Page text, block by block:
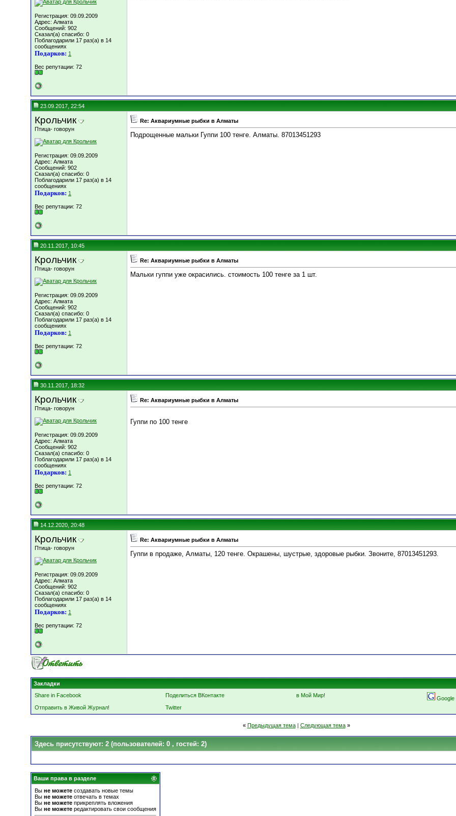
Регистрация: 09.09.2009
Адрес: Алмата
Сообщений: 902
Сказал(а) спасибо: 0
Поблагодарили 17 раз(а) в 14
сообщениях
Подарков: 1
Вес репутации: 72
23.09.2017, 22:54
Крольчик
Птица- говорун
Регистрация: 09.09.2009
Адрес: Алмата
Сообщений: 902
Сказал(а) спасибо: 0
Поблагодарили 17 раз(а) в 14
сообщениях
Подарков: 1
Вес репутации: 72
Re: Аквариумные рыбки в Алматы
Подрощенные мальки Гуппи 100 тенге. Алматы. 87013451293
20.11.2017, 10:45
Крольчик
Птица- говорун
Регистрация: 09.09.2009
Адрес: Алмата
Сообщений: 902
Сказал(а) спасибо: 0
Поблагодарили 17 раз(а) в 14
сообщениях
Подарков: 1
Вес репутации: 72
Re: Аквариумные рыбки в Алматы
Мальки гуппи уже окрасились. стоимость 100 тенге за 1 шт.
30.11.2017, 18:32
Крольчик
Птица- говорун
Регистрация: 09.09.2009
Адрес: Алмата
Сообщений: 902
Сказал(а) спасибо: 0
Поблагодарили 17 раз(а) в 14
сообщениях
Подарков: 1
Вес репутации: 72
Re: Аквариумные рыбки в Алматы
Гуппи по 100 тенге
14.12.2020, 20:48
Крольчик
Птица- говорун
Регистрация: 09.09.2009
Адрес: Алмата
Сообщений: 902
Сказал(а) спасибо: 0
Поблагодарили 17 раз(а) в 14
сообщениях
Подарков: 1
Вес репутации: 72
Re: Аквариумные рыбки в Алматы
Гуппи в продаже, Алматы, 120 тенге. Окрашены, шустрые, здоровые рыбки. Звоните, 87013451293.
Закладки
Share in Facebook
Поделиться ВКонтакте в Мой Мир!
Google
Отправить в Живой Журнал!
Twitter
« Предыдущая тема| Следующая тема »
Здесь присутствуют: 2 (пользователей: 0 , гостей: 2)
Ваши права в разделе
Вы не можете создавать новые темы
Вы не можете отвечать в темах
Вы не можете прикреплять вложения
Вы не можете редактировать свои сообщения